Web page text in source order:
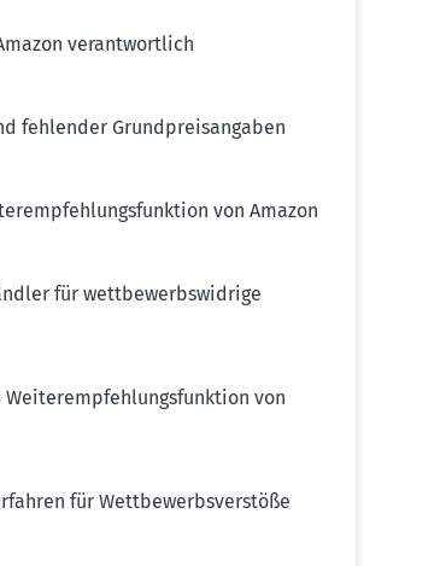
verant­wortlich
fehlender Grund­preis­an­gaben
von Amazon
für wettbe­werbs­widrige
von
für Wettbe­werbs­ver­stöße